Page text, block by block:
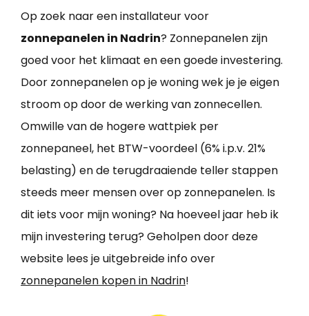
Op zoek naar een installateur voor
zonnepanelen in Nadrin? Zonnepanelen zijn
goed voor het klimaat en een goede investering.
Door zonnepanelen op je woning wek je je eigen
stroom op door de werking van zonnecellen.
Omwille van de hogere wattpiek per
zonnepaneel, het BTW-voordeel (6% i.p.v. 21%
belasting) en de terugdraaiende teller stappen
steeds meer mensen over op zonnepanelen. Is
dit iets voor mijn woning? Na hoeveel jaar heb ik
mijn investering terug? Geholpen door deze
website lees je uitgebreide info over
zonnepanelen kopen in Nadrin!